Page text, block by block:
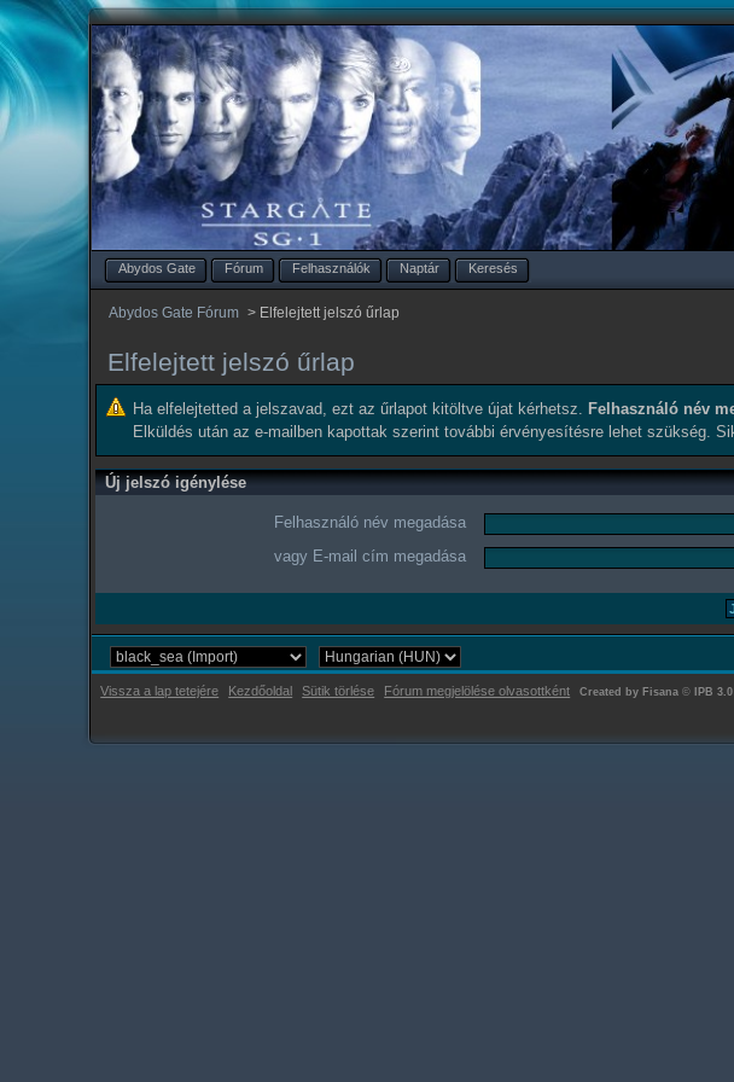
Abydos Gate Fórum Felhasználók Naptár Keresés
Abydos Gate Fórum > Elfelejtett jelszó űrlap
Elfelejtett jelszó űrlap
Ha elfelejtetted a jelszavad, ezt az űrlapot kitöltve újat kérhetsz. Felhasználó név
Elküldés után az e-mailben kapottak szerint további érvényesítésre lehet szükség.
Új jelszó igénylése
Felhasználó név megadása
vagy E-mail cím megadása
Vissza a lap tetejére Kezdőoldal Sütik törlése Fórum megjelölése olvasottként Created by Fisana © IPB